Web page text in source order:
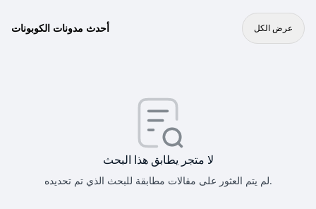
أحدث مدونات الكوبونات عرض الكل
لا متجر يطابق هذا البحث
لم يتم العثور على مقالات مطابقة للبحث الذي تم تحديده.